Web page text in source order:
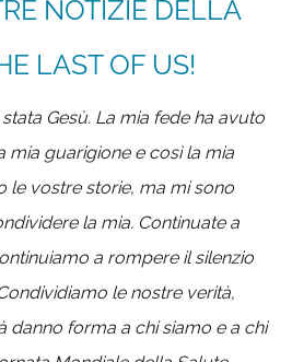
NOTIZIE DELLA
LAST OF US!
Gesù. La mia fede ha avuto
mia guarigione e così la mia
le vostre storie, ma mi sono
la mia. Continuate a
a rompere il silenzio
le nostre verità,
danno forma a chi siamo e a chi